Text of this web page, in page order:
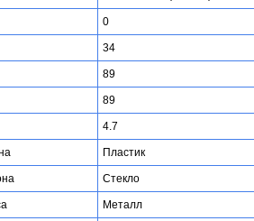
0
34
89
89
4.7
Пластик
Стекло
Металл